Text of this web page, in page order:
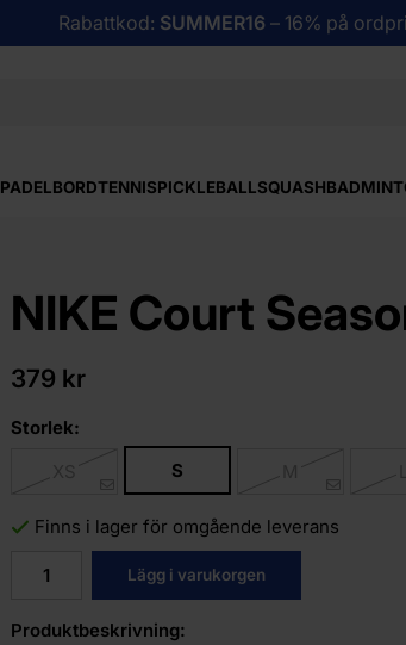
Rabattkod: SUMMER16 – 16% på
PADELBORDTENNISPICKLEBALLSQUASH
NIKE Court
379 kr
Storlek:
S
Finns i lager för omgående leverans
Lägg i varukorgen
Produktbeskrivning: